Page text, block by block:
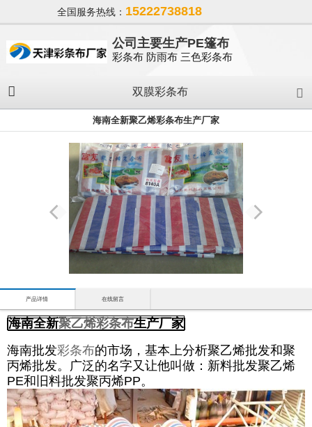
全国服务热线： 15222738818
公司主要生产PE篷布
彩条布 防雨布 三色彩条布
双膜彩条布
海南全新聚乙烯彩条布生产厂家
产品详情 在线留言
海南全新聚乙烯彩条布生产厂家
海南批发彩条布的市场，基本上分析聚乙烯批发和聚
丙烯批发。广泛的名字又让他叫做：新料批发聚乙烯
PE和旧料批发聚丙烯PP。